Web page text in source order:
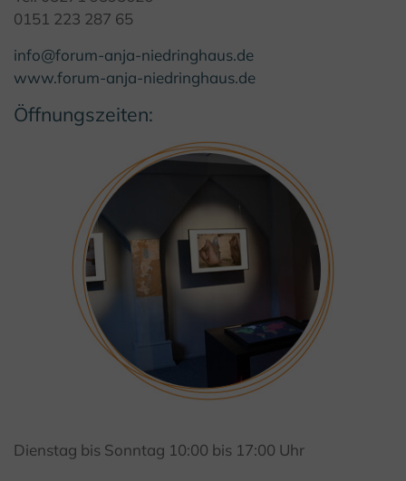
0151 223 287 65
info@forum-anja-niedringhaus.de
www.forum-anja-niedringhaus.de
Öffnungszeiten:
Dienstag bis Sonntag 10:00 bis 17:00 Uhr